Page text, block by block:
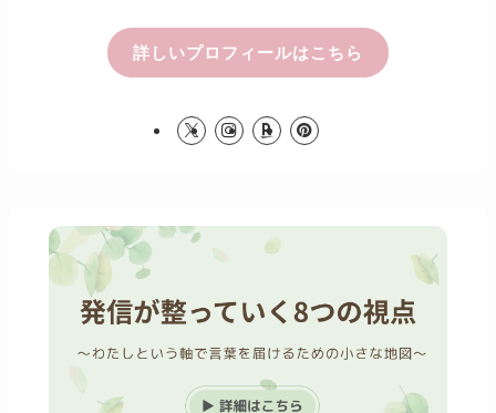
詳しいプロフィールはこちら